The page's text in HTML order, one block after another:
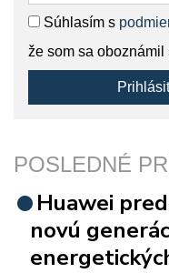
Súhlasím s
že som sa oboznámil
POSLEDNÉ
Huawei
novú